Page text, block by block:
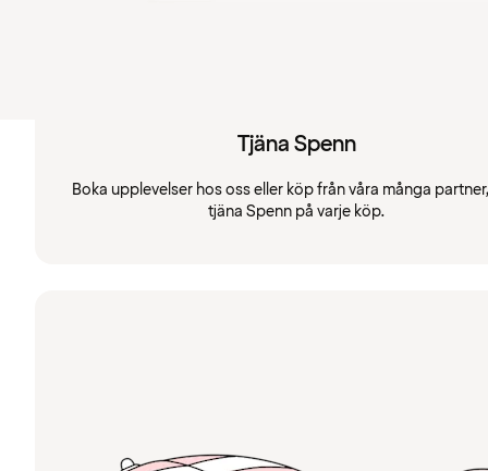
Tjäna Spenn
Boka upplevelser hos oss eller köp från våra många
tjäna Spenn på varje köp.